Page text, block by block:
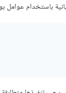
باستخدام عوامل